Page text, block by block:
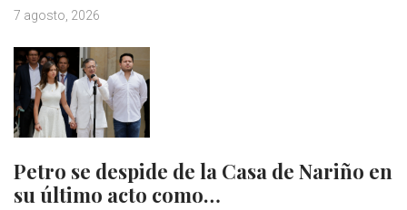
7 agosto, 2026
Petro se despide de la Casa de Nariño en
su último acto como…